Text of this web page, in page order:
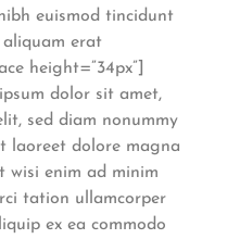
euismod tincidunt
erat
height=”34px”]
dolor sit amet,
sed diam nonummy
laoreet dolore magna
wisi enim ad minim
tation ullamcorper
ex ea commodo